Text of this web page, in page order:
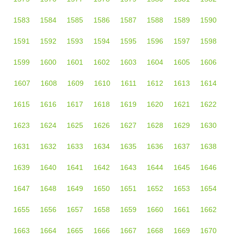
1583 1584 1585 1586 1587 1588 1589 1590
1591 1592 1593 1594 1595 1596 1597 1598
1599 1600 1601 1602 1603 1604 1605 1606
1607 1608 1609 1610 1611 1612 1613 1614
1615 1616 1617 1618 1619 1620 1621 1622
1623 1624 1625 1626 1627 1628 1629 1630
1631 1632 1633 1634 1635 1636 1637 1638
1639 1640 1641 1642 1643 1644 1645 1646
1647 1648 1649 1650 1651 1652 1653 1654
1655 1656 1657 1658 1659 1660 1661 1662
1663 1664 1665 1666 1667 1668 1669 1670